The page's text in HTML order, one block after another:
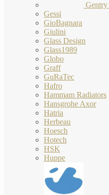
Gessi
GioBagnara
Giulini
Glass Design
Glass1989
Globo
Graff
GuRaTec
Hafro
Hammam Radiators
Hansgrohe Axor
Hatria
Herbeau
Hoesch
Hotech
HSK
Huppe